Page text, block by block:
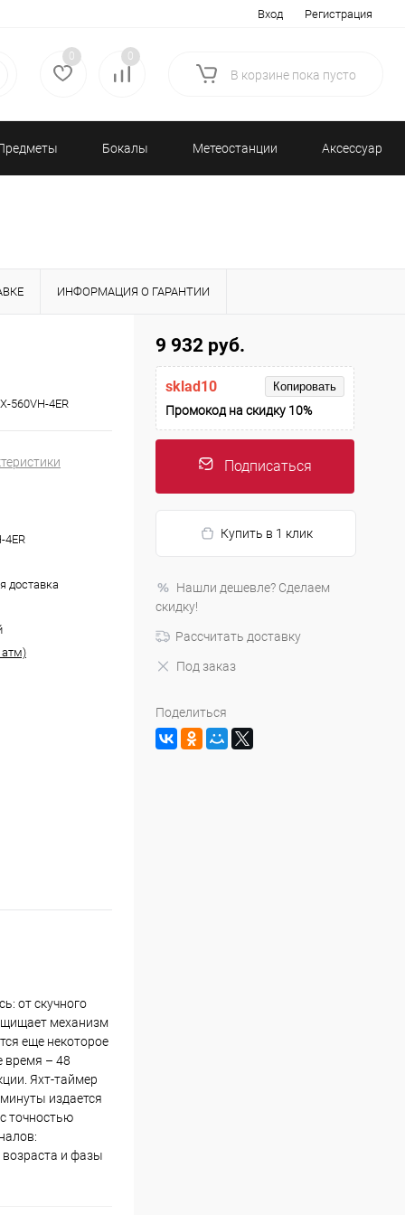
Вход Регистрация
0 0
В корзине пока пусто
Бокалы Метеостанции Аксессуары/
ИНФОРМАЦИЯ О ГАРАНТИИ
560VH-4ER
4ER
доставка
атм)
от скучного
механизм
еще некоторое
время – 48
Яхт-таймер
издается
точностью
и фазы
9 932 руб.
sklad10 Копировать
Промокод на скидку 10%
Подписаться
Купить в 1 клик
Нашли дешевле? Сделаем
скидку!
Рассчитать доставку
Под заказ
Поделиться